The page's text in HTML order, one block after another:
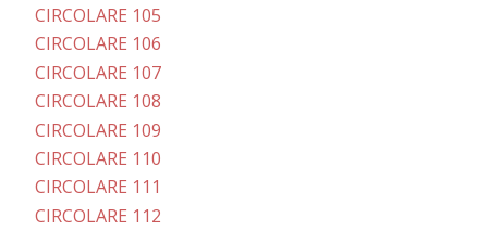
CIRCOLARE 105
CIRCOLARE 106
CIRCOLARE 107
CIRCOLARE 108
CIRCOLARE 109
CIRCOLARE 110
CIRCOLARE 111
CIRCOLARE 112